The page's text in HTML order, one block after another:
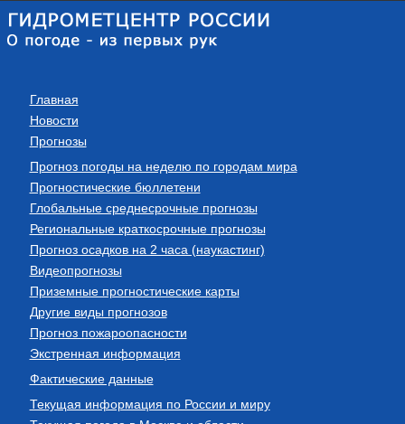
Главная
Новости
Прогнозы
Прогноз погоды на неделю по городам мира
Прогностические бюллетени
Глобальные среднесрочные прогнозы
Региональные краткосрочные прогнозы
Прогноз осадков на 2 часа (наукастинг)
Видеопрогнозы
Приземные прогностические карты
Другие виды прогнозов
Прогноз пожароопасности
Экстренная информация
Фактические данные
Текущая информация по России и миру